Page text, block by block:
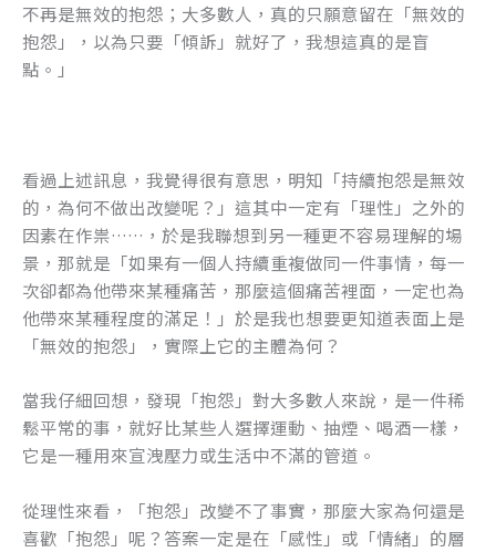
不再是無效的抱怨；大多數人，真的只願意留在「無效的
抱怨」，以為只要「傾訴」就好了，我想這真的是盲
點。」
看過上述訊息，我覺得很有意思，明知「持續抱怨是無效
的，為何不做出改變呢？」這其中一定有「理性」之外的
因素在作祟……，於是我聯想到另一種更不容易理解的場
景，那就是「如果有一個人持續重複做同一件事情，每一
次卻都為他帶來某種痛苦，那麼這個痛苦裡面，一定也為
他帶來某種程度的滿足！」於是我也想要更知道表面上是
「無效的抱怨」，實際上它的主體為何？
當我仔細回想，發現「抱怨」對大多數人來說，是一件稀
鬆平常的事，就好比某些人選擇運動、抽煙、喝酒一樣，
它是一種用來宣洩壓力或生活中不滿的管道。
從理性來看，「抱怨」改變不了事實，那麼大家為何還是
喜歡「抱怨」呢？答案一定是在「感性」或「情緒」的層